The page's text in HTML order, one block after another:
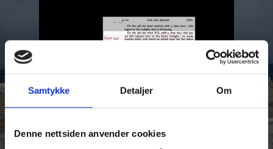
Samtykke Detaljer Om
Denne nettsiden anvender cookies